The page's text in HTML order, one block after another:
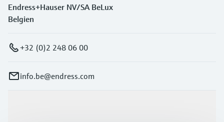
Endress+Hauser NV/SA BeLux
Belgien
+32 (0)2 248 06 00
info.be@endress.com